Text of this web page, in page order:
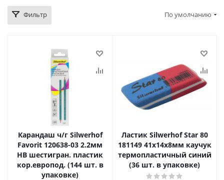
Фильтр По умолчанию
Карандаш ч/г Silwerhof
Favorit 120638-03 2.2мм
HB шестигран. пластик
кор.европод. (144 шт. в
упаковке)
Ластик Silwerhof Star 80
181149 41x14x8мм каучук
термопластичный синий
(36 шт. в упаковке)